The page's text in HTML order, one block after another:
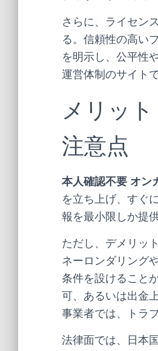
さらに、ライセン
る。信頼性の高い
を明示し、公平性
運営体制のサイトで
メリッ
注意点
本人確認不要 オン
を立ち上げ、すぐ
報を最小限しか提
ただし、デメリッ
ネーロンダリング
条件を設けること
可、あるいは出金
事業者では、トラ
法律面では、日本